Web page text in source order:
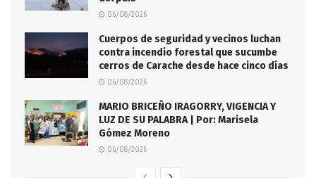
06/08/2026
Cuerpos de seguridad y vecinos luchan
contra incendio forestal que sucumbe
cerros de Carache desde hace cinco días
06/08/2026
MARIO BRICEÑO IRAGORRY, VIGENCIA Y
LUZ DE SU PALABRA | Por: Marisela
Gómez Moreno
06/08/2026